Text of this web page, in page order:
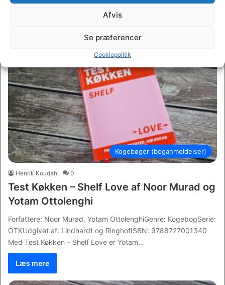
Afvis
Se præferencer
Cookiepolitik
Kogebøger (boganmeldelser)
Henrik Koudahl 0
Test Køkken – Shelf Love af Noor Murad og
Yotam Ottolenghi
Forfattere: Noor Murad, Yotam OttolenghiGenre: KogebogSerie:
OTKUdgivet af: Lindhardt og RinghofISBN: 9788727001340
Med Test Køkken – Shelf Love er Yotam…
Læs mere